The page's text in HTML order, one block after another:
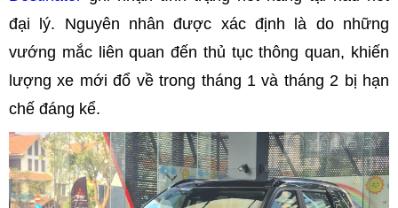
đại lý. Nguyên nhân được xác định là do những
vướng mắc liên quan đến thủ tục thông quan, khiến
lượng xe mới đổ về trong tháng 1 và tháng 2 bị hạn
chế đáng kể.